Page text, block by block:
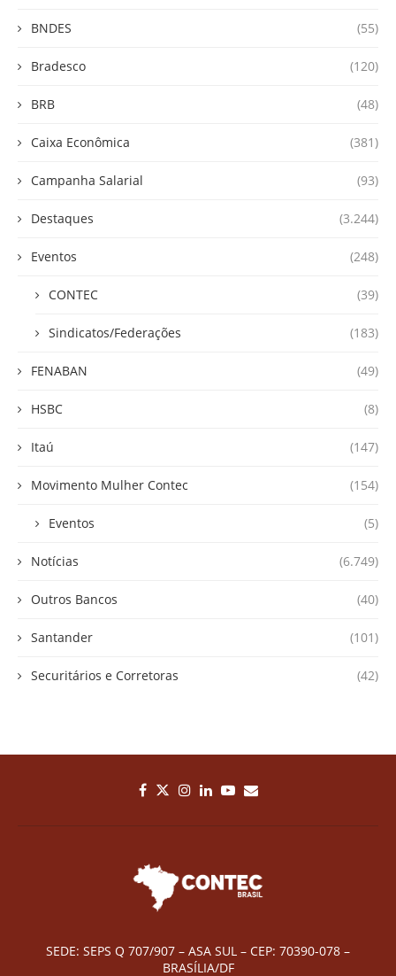
BNDES (55)
Bradesco (120)
BRB (48)
Caixa Econômica (381)
Campanha Salarial (93)
Destaques (3.244)
Eventos (248)
CONTEC (39)
Sindicatos/Federações (183)
FENABAN (49)
HSBC (8)
Itaú (147)
Movimento Mulher Contec (154)
Eventos (5)
Notícias (6.749)
Outros Bancos (40)
Santander (101)
Securitários e Corretoras (42)
SEDE: SEPS Q 707/907 – ASA SUL – CEP: 70390-078 –
BRASÍLIA/DF